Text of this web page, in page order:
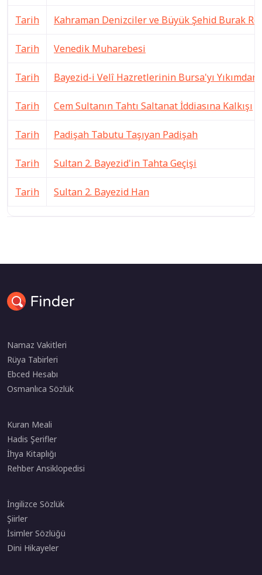
Tarih Kahraman Denizciler ve Büyük Şehid Burak
Tarih Venedik Muharebesi
Tarih Bayezid-i Velî Hazretlerinin Bursa'yı Yıkımdan
Tarih Cem Sultanın Tahtı Saltanat İddiasına Kalkışı
Tarih Padişah Tabutu Taşıyan Padişah
Tarih Sultan 2. Bayezid'in Tahta Geçişi
Tarih Sultan 2. Bayezid Han
Namaz Vakitleri
Rüya Tabirleri
Ebced Hesabı
Osmanlıca Sözlük
Kuran Meali
Hadis Şerifler
İhya Kitaplığı
Rehber Ansiklopedisi
İngilizce Sözlük
Şiirler
İsimler Sözlüğü
Dini Hikayeler